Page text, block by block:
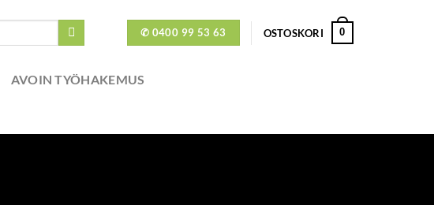
✆ 0400 99 53 63 OSTOSKORI 0
AVOIN TYÖHAKEMUS